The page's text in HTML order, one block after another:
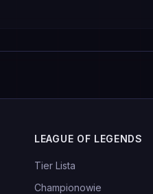
LEAGUE OF LEGENDS
Tier Lista
Championowie